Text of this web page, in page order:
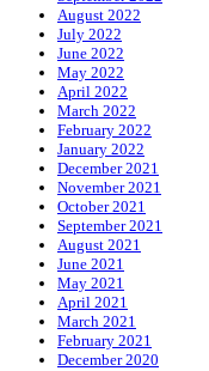
August 2022
July 2022
June 2022
May 2022
April 2022
March 2022
February 2022
January 2022
December 2021
November 2021
October 2021
September 2021
August 2021
June 2021
May 2021
April 2021
March 2021
February 2021
December 2020